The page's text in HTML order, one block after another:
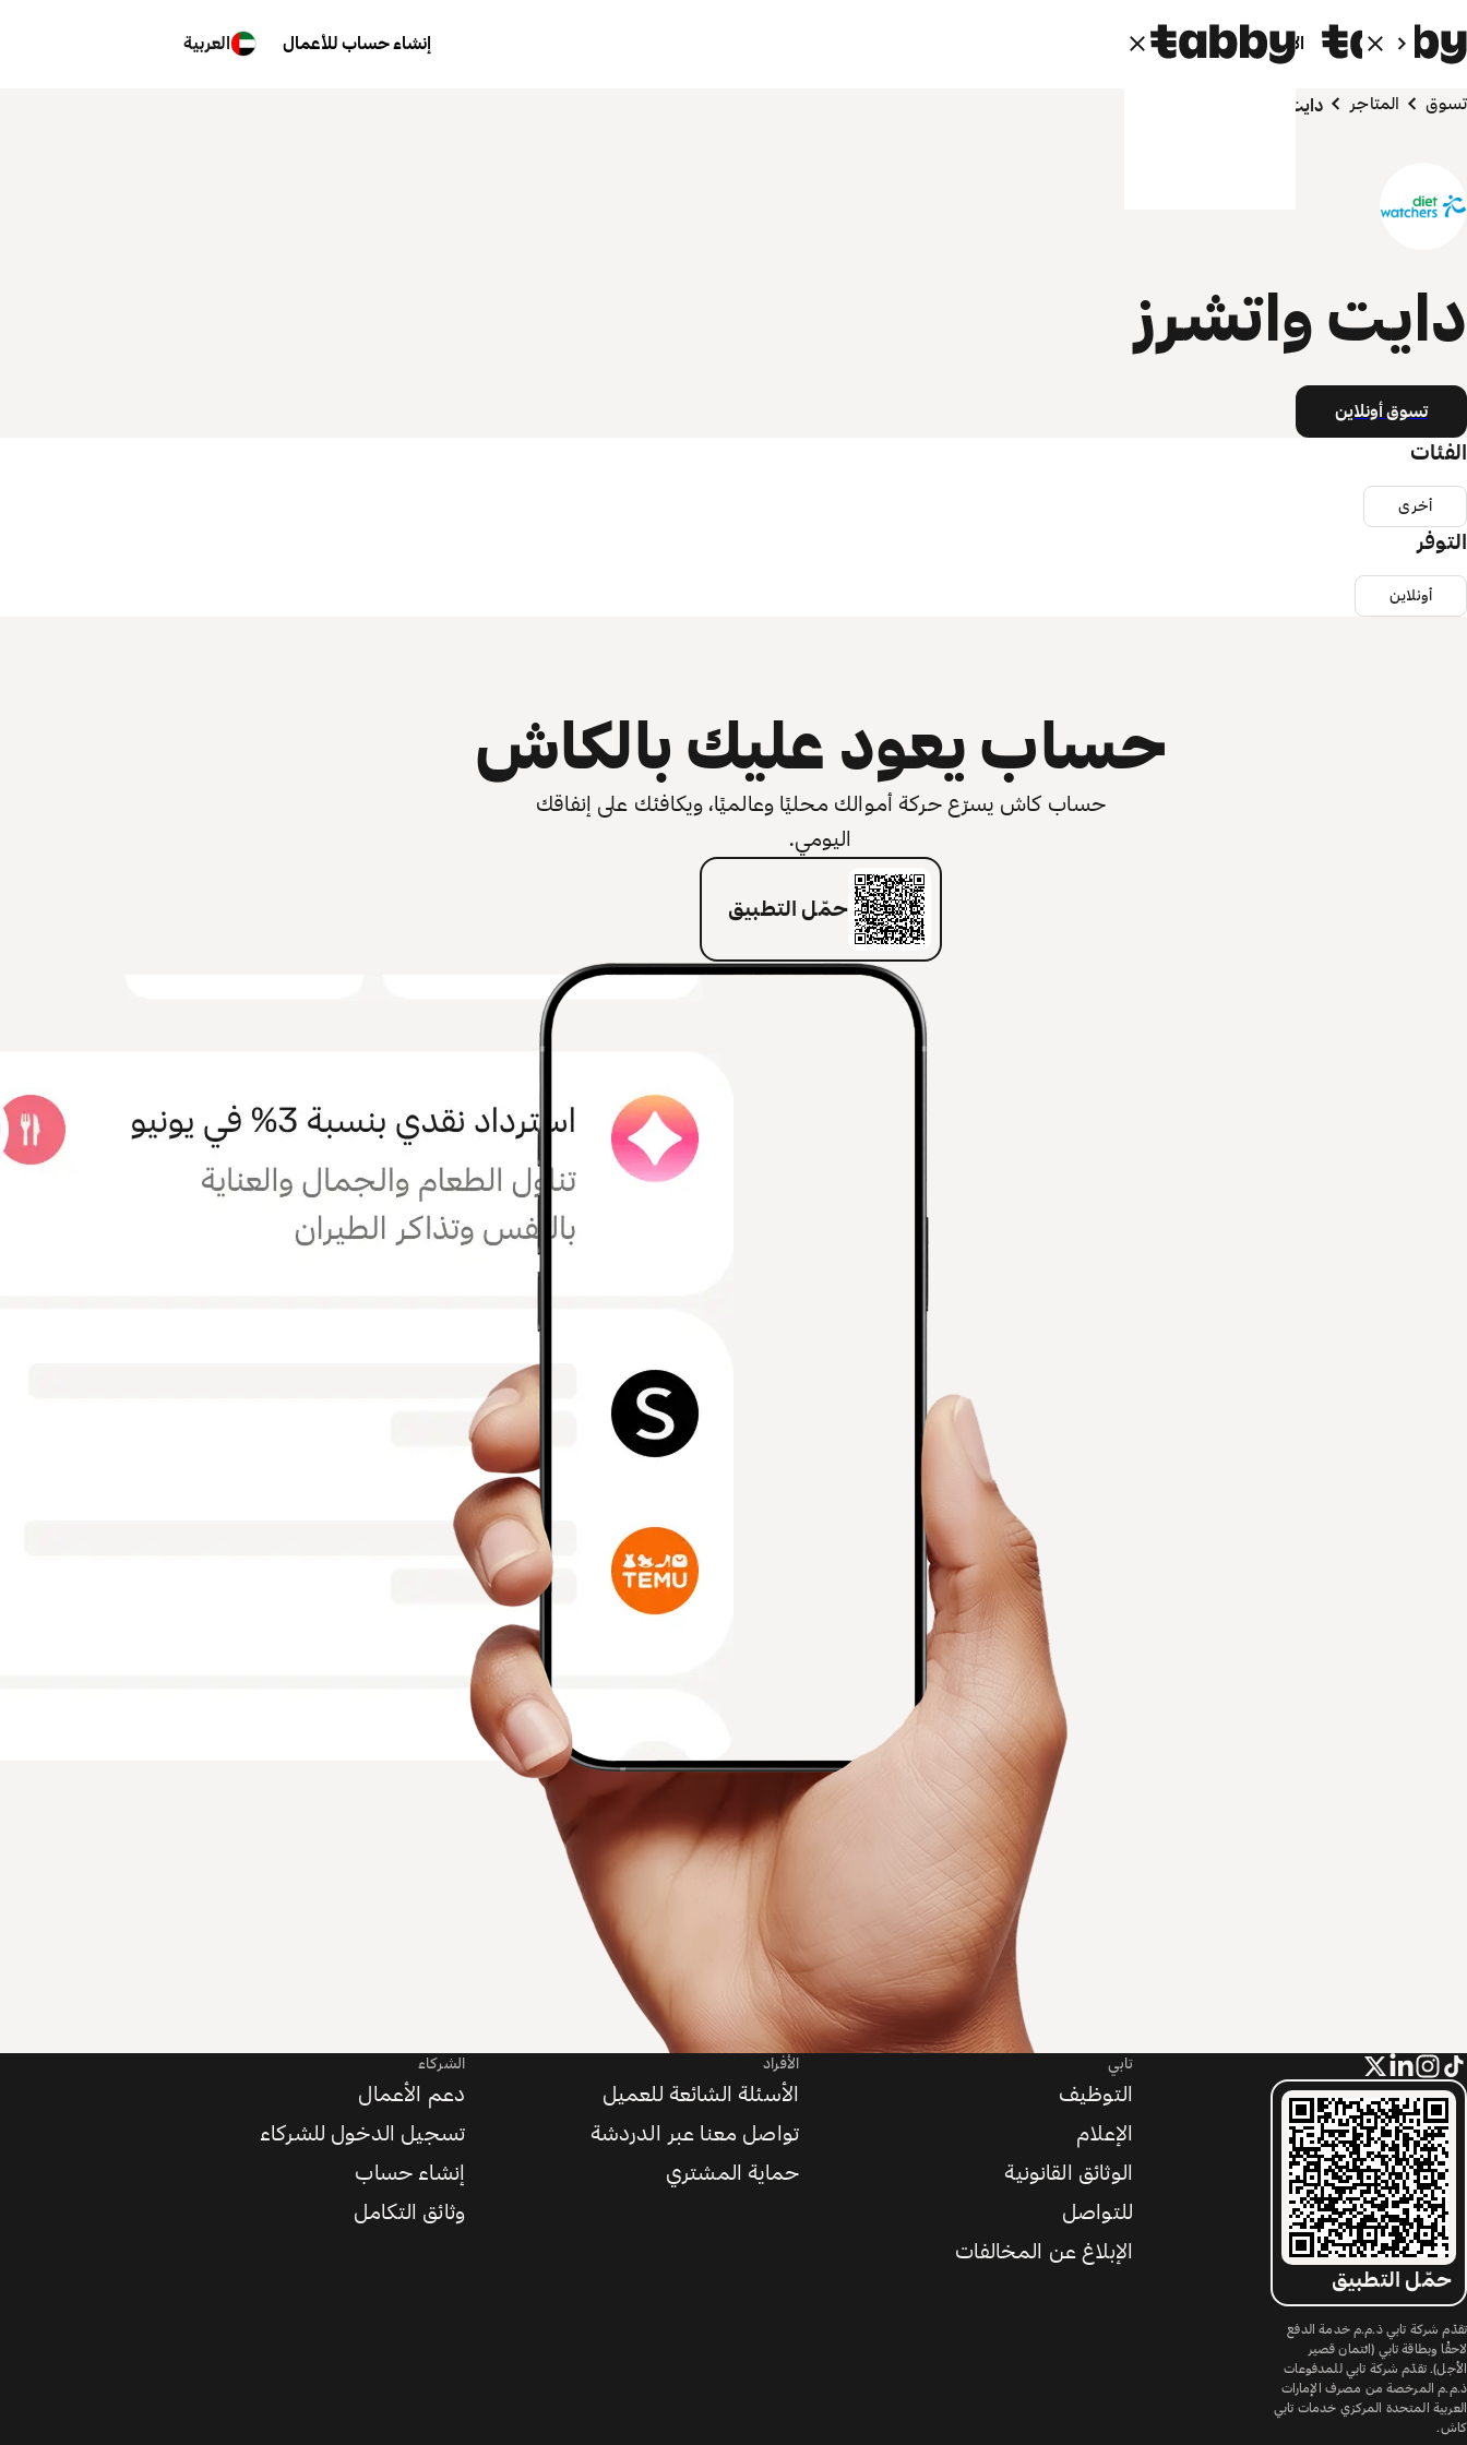
الأفراد الشركاء إنشاء حساب للأعمال العربية
تسوق المتاجر دايت واتشرز
دايت واتشرز
تسوق أونلاين
الفئات
أخرى
التوفر
أونلاين
حساب يعود عليك بالكاش
حساب كاش يسرّع حركة أموالك محليًا وعالميًا، ويكافئك على إنفاقك
اليومي.
حمّل التطبيق
حمّل التطبيق
تقدّم شركة تابي ذ.م.م خدمة الدفع
لاحقًا وبطاقة تابي (ائتمان قصير
الأجل). تقدّم شركة تابي للمدفوعات
ذ.م.م المرخصة من مصرف الإمارات
العربية المتحدة المركزي خدمات تابي
كاش.
تابي
التوظيف
الإعلام
الوثائق القانونية
للتواصل
الإبلاغ عن المخالفات
الأفراد
الأسئلة الشائعة للعميل
تواصل معنا عبر الدردشة
حماية المشتري
الشركاء
دعم الأعمال
تسجيل الدخول للشركاء
إنشاء حساب
وثائق التكامل